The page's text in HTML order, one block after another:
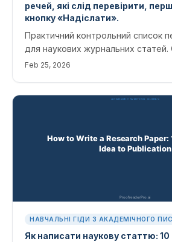
речей, які слід перевірити,
кнопку «Надіслати».
Практичний контрольний список
для наукових журнальних
форматування обкладинок,
Feb 25, 2026
НАВЧАЛЬНІ ГІДИ З АКАДЕМІЧНОГО
Як написати наукову статтю: 10